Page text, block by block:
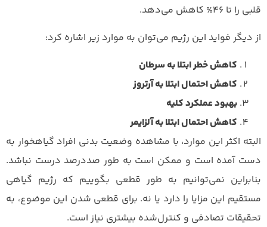
قلبی را تا 46% کاهش می‌دهد.
از دیگر فواید این رژیم می‌توان به موارد زیر اشاره کرد:
کاهش خطر ابتلا به سرطان
کاهش احتمال ابتلا به آرتروز
بهبود عملکرد کلیه
کاهش احتمال ابتلا به آلزایمر
البته اکثر این موارد، با مشاهده وضعیت بدنی افراد گیاهخوار به
دست آمده است و ممکن است به طور صددرصد درست نباشد.
بنابراین نمی‌توانیم به طور قطعی بگوییم که رژیم گیاهی
مستقیم این مزایا را دارد یا نه. برای قطعی شدن این موضوع، به
تحقیقات تصادفی و کنترل‌شده بیشتری نیاز است.